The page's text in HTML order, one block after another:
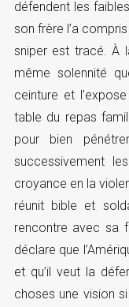
défendent les
son frère l’a
sniper est tracé. À
même solennité
ceinture et
table du repas
pour bien
successivement
croyance en la
réunit bible et
rencontre avec sa
déclare que
et qu’il veut la
choses une vision